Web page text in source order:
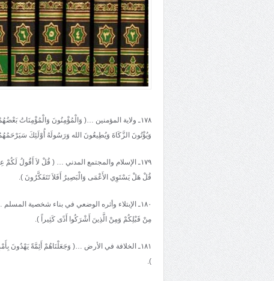
١٧٨ـ ولاية المؤمنين …( وَالْمُؤْمِنُونَ وَالْمُؤْمِنَاتُ
وَيُؤْتُونَ الزَّكَاةَ وَيُطِيعُونَ الله وَرَسُولَهُ أُوْلَئِكَ
١٧٩ـ الإسلام والمجتمع المدني … ( قُلْ لاَ أَقُولُ
قُلْ هَلْ يَسْتَوِي الأَعْمَى وَالْبَصِيرُ أَفَلاَ تَتَفَكَّرُونَ ).
١٨٠ـ الإبتلاء وأثره الوضعي في بناء شخصية
مِنْ قَبْلِكُمْ وَمِنْ الَّذِينَ أَشْرَكُوا أَذًى كَثِيراً ).
١٨١ـ الخلافة في الأرض …( وَجَعَلْنَاهُمْ أَئِمَّةً يَهْدُونَ
).